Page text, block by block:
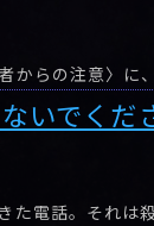
いでくだ
た電話。それは